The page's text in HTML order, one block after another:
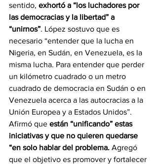
sentido, exhortó a “los luchadores por
las democracias y la libertad” a
“unirnos”. López sostuvo que es
necesario “entender que la lucha en
Nigeria, en Sudán, en Venezuela, es la
misma lucha. Para entender que perder
un kilómetro cuadrado o un metro
cuadrado de democracia en Sudán o en
Venezuela acerca a las autocracias a la
Unión Europea y a Estados Unidos”.
Afirmó que están “unificando” estas
iniciativas y que no quieren quedarse
“en solo hablar del problema. Agregó
que el objetivo es promover y fortalecer